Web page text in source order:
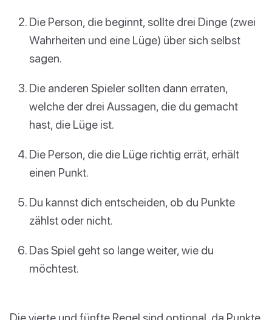
Die Person, die beginnt, sollte drei Dinge (zwei
Wahrheiten und eine Lüge) über sich selbst
sagen.
Die anderen Spieler sollten dann erraten,
welche der drei Aussagen, die du gemacht
hast, die Lüge ist.
Die Person, die die Lüge richtig errät, erhält
einen Punkt.
Du kannst dich entscheiden, ob du Punkte
zählst oder nicht.
Das Spiel geht so lange weiter, wie du
möchtest.